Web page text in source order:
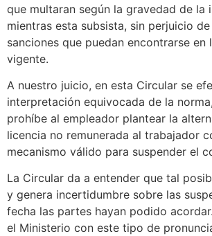
que multaran según la gravedad de la
mientras esta subsista, sin perjuicio
sanciones que puedan encontrarse en
vigente.
A nuestro juicio, en esta Circular se
interpretación equivocada de la
prohíbe al empleador plantear la
licencia no remunerada al trabajador
mecanismo válido para suspender el
La Circular da a entender que tal
y genera incertidumbre sobre las
fecha las partes hayan podido
el Ministerio con este tipo de